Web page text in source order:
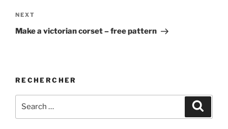
a
t
:
Next
Post
NEXT
Make a victorian corset – free pattern
RECHERCHER